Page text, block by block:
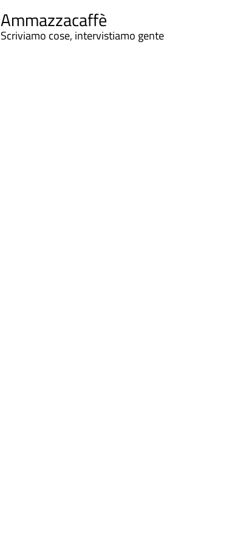
Ammazzacaffè
Scriviamo cose, intervistiamo gente